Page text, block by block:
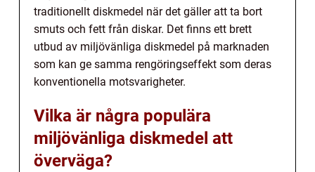
traditionellt diskmedel när det gäller att ta bort
smuts och fett från diskar. Det finns ett brett
utbud av miljövänliga diskmedel på marknaden
som kan ge samma rengöringseffekt som deras
konventionella motsvarigheter.
Vilka är några populära
miljövänliga diskmedel att
överväga?